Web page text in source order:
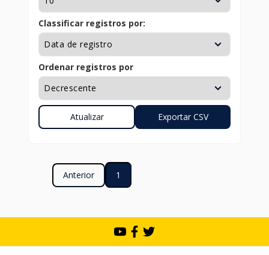
Classificar registros por:
Ordenar registros por
Anterior 1